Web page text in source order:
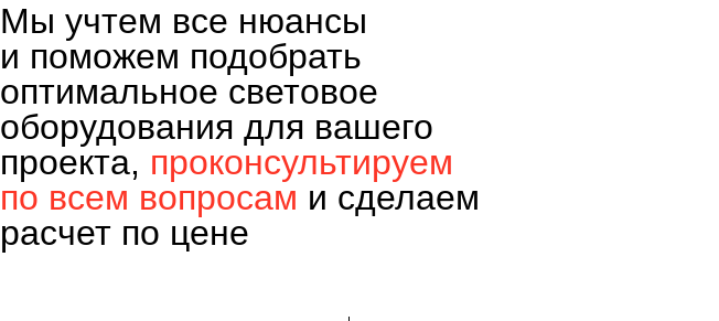
Мы учтем все нюансы
и поможем подобрать
оптимальное световое
оборудования для вашего
проекта, проконсультируем
по всем вопросам и сделаем
расчет по цене